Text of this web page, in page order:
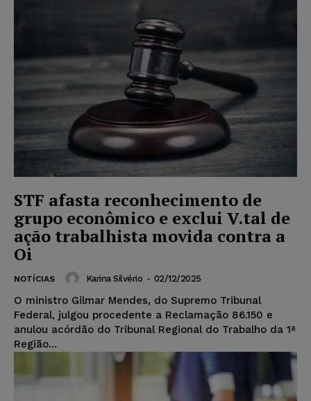
STF afasta reconhecimento de
grupo econômico e exclui V.tal de
ação trabalhista movida contra a
Oi
NOTÍCIAS Karina Silvério - 02/12/2025
O ministro Gilmar Mendes, do Supremo Tribunal
Federal, julgou procedente a Reclamação 86.150 e
anulou acórdão do Tribunal Regional do Trabalho da 1ª
Região...